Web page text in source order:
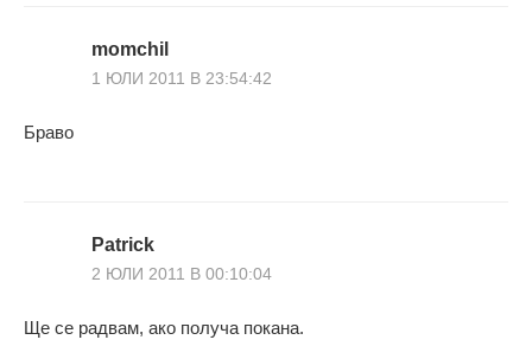
momchil
1 ЮЛИ 2011 В 23:54:42
Браво
Patrick
2 ЮЛИ 2011 В 00:10:04
Ще се радвам, ако получа покана.